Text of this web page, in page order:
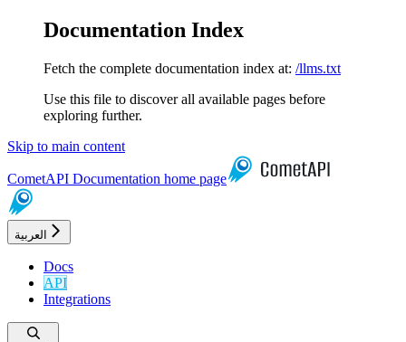
Documentation Index
Fetch the complete documentation index at: /llms.txt
Use this file to discover all available pages before
exploring further.
Skip to main content
CometAPI Documentation home page
العربية
Docs
API
Integrations